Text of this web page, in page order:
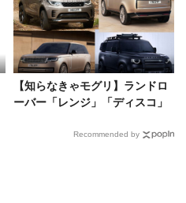
【知らなきゃモグリ】ランドロ
ーバー「レンジ」「ディスコ」
Recommended by